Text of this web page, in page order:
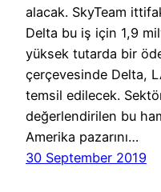
alacak. SkyTeam
Delta bu iş için 1,9
yüksek tutarda bir
çerçevesinde Delta,
temsil edilecek.
değerlendirilen bu
Amerika pazarını…
30 September 2019